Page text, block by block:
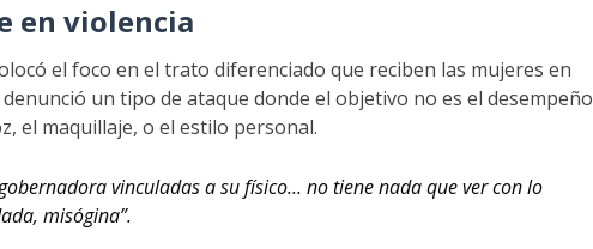
en violencia
el foco en el trato diferenciado que reciben las mujeres en
denunció un tipo de ataque donde el objetivo no es el desempeño
el maquillaje, o el estilo personal.
vinculadas a su físico... no tiene nada que ver con lo
misógina”.